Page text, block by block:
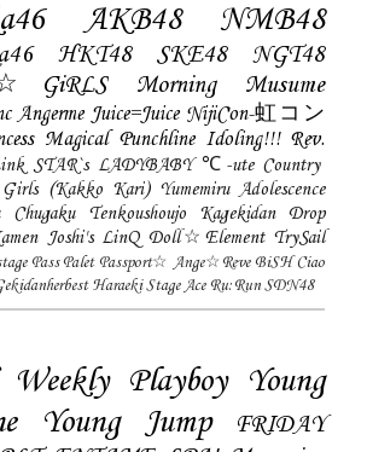
AKB48 NMB48
HKT48 SKE48
NGT48
Morning Musume
Angerme Juice=Juice NijiCon-虹コン
Magical Punchline Idoling!!! Rev.
STAR`s LADYBABY ℃-ute Country
(Kakko Kari) Yumemiru Adolescence
Tenkoushoujo Kagekidan
Drop
Joshi's LinQ Doll☆Element TrySail
Pass Palet Passport☆ Ange☆Reve BiSH Ciao
Haraeki Stage Ace Ru:Run SDN48
Weekly Playboy Young
Young Jump
FRIDAY